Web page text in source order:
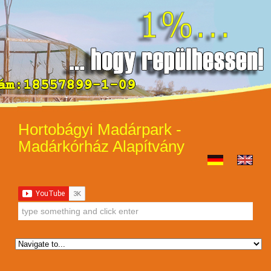
Hortobágyi Madárpark -
Madárkórház Alapítvány